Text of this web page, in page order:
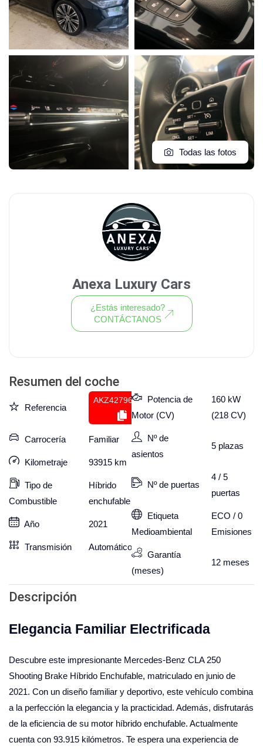
Todas las fotos
Resumen del coche
Referencia
AKZ427966094
Carrocería Familiar
Kilometraje 93915 km
Tipo de
Combustible
Híbrido
enchufable
Año 2021
Transmisión Automático
Potencia de
Motor (CV)
160 kW
(218 CV)
Nº de
asientos
5 plazas
Nº de puertas
4 / 5
puertas
Etiqueta
Medioambiental
ECO / 0
Emisiones
Garantía
(meses)
12 meses
Descripción
Elegancia Familiar Electrificada
Descubre este impresionante Mercedes-Benz CLA 250
Shooting Brake Híbrido Enchufable, matriculado en junio de
2021. Con un diseño familiar y deportivo, este vehículo combina
a la perfección la elegancia y la practicidad. Además, disfrutarás
de la eficiencia de su motor híbrido enchufable. Actualmente
cuenta con 93.915 kilómetros. Te espera una experiencia de
Anexa Luxury Cars
¿Estás interesado?
CONTÁCTANOS